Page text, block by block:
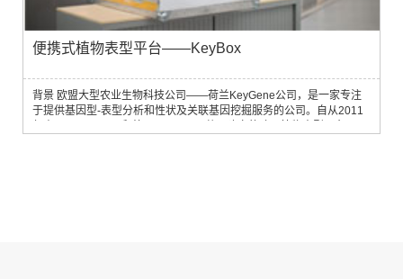
便携式植物表型平台——KeyBox
背景 欧盟大型农业生物科技公司——荷兰KeyGene公司，是一家专注
于提供基因型-表型分析和性状及关联基因挖掘服务的公司。自从2011